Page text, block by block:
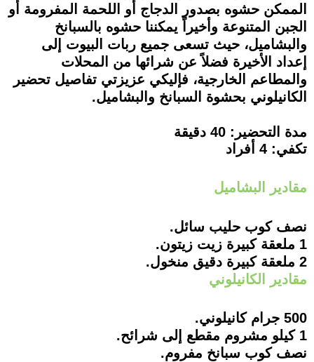
الممكن حشوه بصدور الدجاج أو اللحمة المفرومة أو
الجبن المتنوعة وأخيراً يمكننا حشوه بالسبانخ
والبشاميل، حيث تسعى جميع ربات البيوت إلى
إعداد الأخيرة فضلاً عن شرائها من المحلات
والمطاعم الخارجية، فإليكي عزيزتي تفاصيل تحضير
الكانيلوني بحشوة السبانخ والبشاميل.
مدة التحضير: 40 دقيقة
تكفي: 4 أفراد
مقادير البشاميل
نصف كوب حليب سائل.
1 ملعقة كبيرة زيت زيتون.
2 ملعقة كبيرة دقيق منخول.
مقادير الكانيلوني
500 جرام كانيلوني.
1 كيلو مشروم مقطع إلى شرائح.
نصف كوب سبانخ مفروم.